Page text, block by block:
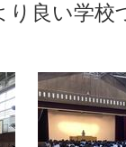
り良い学